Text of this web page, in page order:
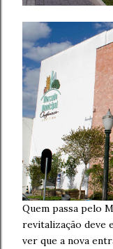
Quem passa pelo
revitalização deve
ver que a nova